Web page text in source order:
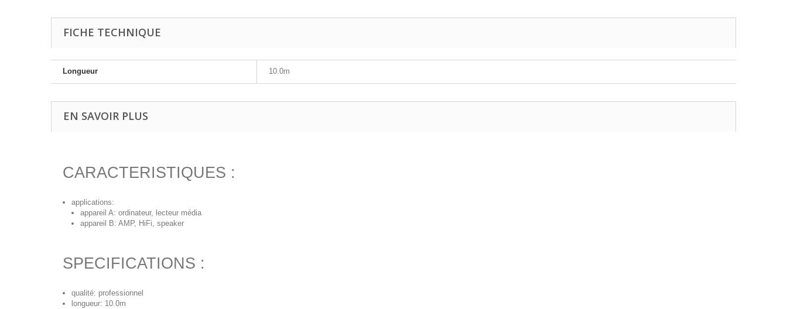
FICHE TECHNIQUE
Longueur 10.0m
EN SAVOIR PLUS
CARACTERISTIQUES :
applications:
appareil A: ordinateur, lecteur média
appareil B: AMP, HiFi, speaker
SPECIFICATIONS :
qualité: professionnel
longueur: 10.0m